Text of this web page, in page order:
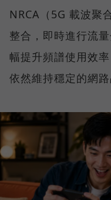
NRCA（5G 載波聚
整合，即時進行流
幅提升頻譜使用效
依然維持穩定的網路